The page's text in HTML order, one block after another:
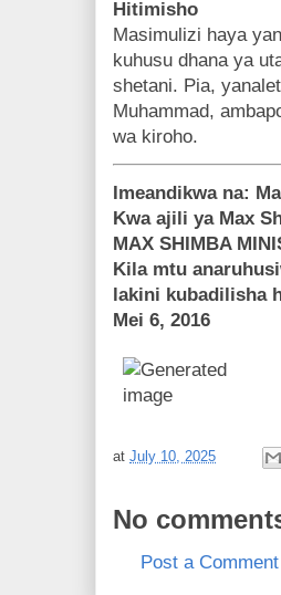
Hitimisho
Masimulizi haya
kuhusu dhana ya
shetani. Pia,
Muhammad,
wa kiroho.
Imeandikwa na:
Kwa ajili ya Max
MAX SHIMBA
Kila mtu
lakini kubadilisha
Mei 6, 2016
at July 10, 2025
No
Post a Comment